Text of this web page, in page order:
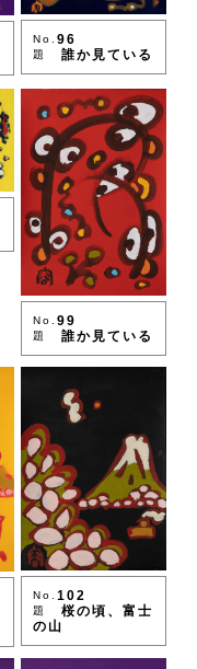
No.96
題 誰か見ている
No.99
題 誰か見ている
No.102
題
桜の頃、富士
の山